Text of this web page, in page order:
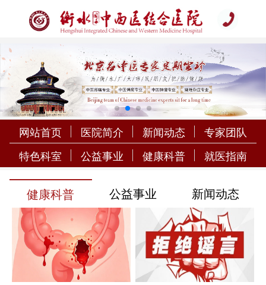
网站首页 医院简介 新闻动态
专家团队
特色科室
公益事业 健康科普 就医指南
健康科普 公益事业 新闻动态